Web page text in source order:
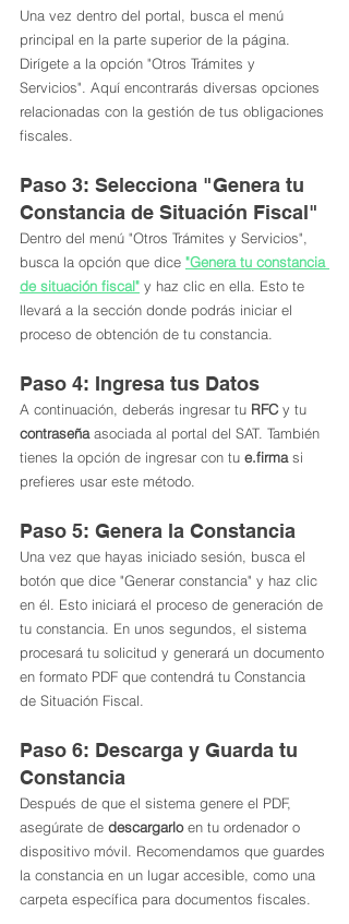
Una vez dentro del portal, busca el menú
principal en la parte superior de la página.
Dirígete a la opción "Otros Trámites y
Servicios". Aquí encontrarás diversas opciones
relacionadas con la gestión de tus obligaciones
fiscales.
Paso 3: Selecciona "Genera tu
Constancia de Situación Fiscal"
Dentro del menú "Otros Trámites y Servicios",
busca la opción que dice "Genera tu constancia
de situación fiscal" y haz clic en ella. Esto te
llevará a la sección donde podrás iniciar el
proceso de obtención de tu constancia.
Paso 4: Ingresa tus Datos
A continuación, deberás ingresar tu RFC y tu
contraseña asociada al portal del SAT. También
tienes la opción de ingresar con tu e.firma si
prefieres usar este método.
Paso 5: Genera la Constancia
Una vez que hayas iniciado sesión, busca el
botón que dice "Generar constancia" y haz clic
en él. Esto iniciará el proceso de generación de
tu constancia. En unos segundos, el sistema
procesará tu solicitud y generará un documento
en formato PDF que contendrá tu Constancia
de Situación Fiscal.
Paso 6: Descarga y Guarda tu
Constancia
Después de que el sistema genere el PDF,
asegúrate de descargarlo en tu ordenador o
dispositivo móvil. Recomendamos que guardes
la constancia en un lugar accesible, como una
carpeta específica para documentos fiscales.